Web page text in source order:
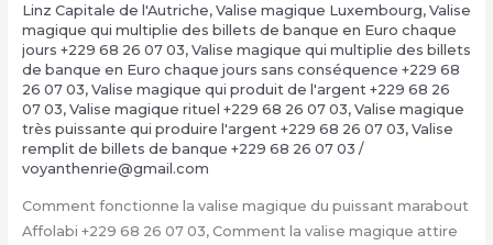
Linz Capitale de l'Autriche, Valise magique Luxembourg, Valise
magique qui multiplie des billets de banque en Euro chaque
jours +229 68 26 07 03, Valise magique qui multiplie des billets
de banque en Euro chaque jours sans conséquence +229 68
26 07 03, Valise magique qui produit de l'argent +229 68 26
07 03, Valise magique rituel +229 68 26 07 03, Valise magique
très puissante qui produire l'argent +229 68 26 07 03, Valise
remplit de billets de banque +229 68 26 07 03 /
voyanthenrie@gmail.com
Comment fonctionne la valise magique du puissant marabout
Affolabi +229 68 26 07 03, Comment la valise magique attire